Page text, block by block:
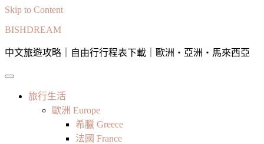
Skip to Content
BISHDREAM
中文旅遊攻略｜自由行行程表下載｜歐洲・亞洲・馬來西亞
旅行生活
歐洲 Europe
希臘 Greece
法國 France